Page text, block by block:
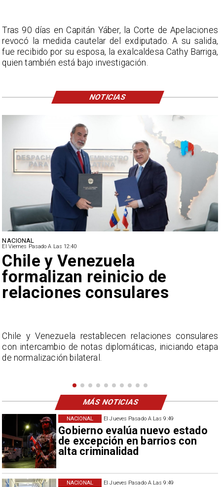
El Jueves Pasado A Las 9:49
Gobierno evalúa nuevo estado
de excepción en barrios con
alta criminalidad
NACIONAL
El Jueves Pasado A Las 9:49
NACIONAL
NACIONAL
El Viernes Pasado A Las 12:40
Feriantes rechazan dichos
de Camila Flores sobre
Fabiola Campillai
La Confederación Nacional de Ferias Libres (ASOF)
considera inaceptable que se refieran a Fabiola
Campillai como 'señora de feria', expresión utilizada
Tras 90 días en Capitán Yáber, la Corte de Apelaciones
revocó la medida cautelar del exdiputado. A su salida,
fue recibido por su esposa, la exalcaldesa Cathy Barriga,
quien también está bajo investigación.
NOTICIAS
MÁS NOTICIAS